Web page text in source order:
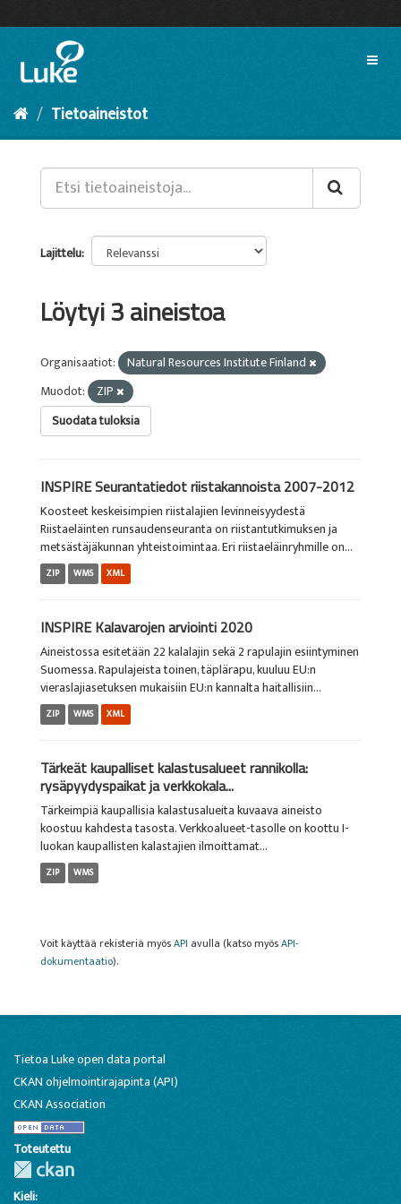
sisältöön
Tietoaineistot
Lajittelu
Löytyi 3 aineistoa
Organisaatiot:
Natural Resources Institute Finland
Muodot:
ZIP
Suodata tuloksia
INSPIRE Seurantatiedot riistakannoista 2007-2012
Koosteet keskeisimpien riistalajien levinneisyydestä
Riistaeläinten runsaudenseuranta on riistantutkimuksen ja
metsästäjäkunnan yhteistoimintaa. Eri riistaeläinryhmille on...
ZIP WMS XML
INSPIRE Kalavarojen arviointi 2020
Aineistossa esitetään 22 kalalajin sekä 2 rapulajin esiintyminen
Suomessa. Rapulajeista toinen, täplärapu, kuuluu EU:n
vieraslajiasetuksen mukaisiin EU:n kannalta haitallisiin...
ZIP WMS XML
Tärkeät kaupalliset kalastusalueet rannikolla:
rysäpyydyspaikat ja verkkokala...
Tärkeimpiä kaupallisia kalastusalueita kuvaava aineisto
koostuu kahdesta tasosta. Verkkoalueet-tasolle on koottu I-
luokan kaupallisten kalastajien ilmoittamat...
ZIP WMS
Voit käyttää rekisteriä myösAPI avulla (katso myösAPI-
dokumentaatio).
Tietoa Luke open data portal
CKAN ohjelmointirajapinta (API)
CKAN Association
Toteutettu
Kieli